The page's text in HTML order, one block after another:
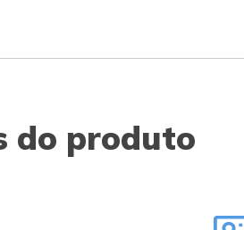
do produto